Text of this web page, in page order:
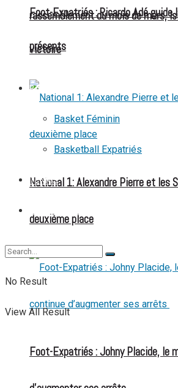
Foot-Expatriés : Ricardo Adé guide
victoire
National 1: Alexandre Pierre et les
deuxième place
Foot-Expatriés : Johny Placide, le
rassemblement du mois de mars,
présents
BASKETBALL
Basket Féminin
Basketball Expatriés
TENNIS
No Result
View All Result